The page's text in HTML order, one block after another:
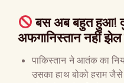
बस अब बहुत हुआ!
अफगानिस्तान नहीं
पाकिस्तान ने आतंक का
उसका हाथ बोको हराम